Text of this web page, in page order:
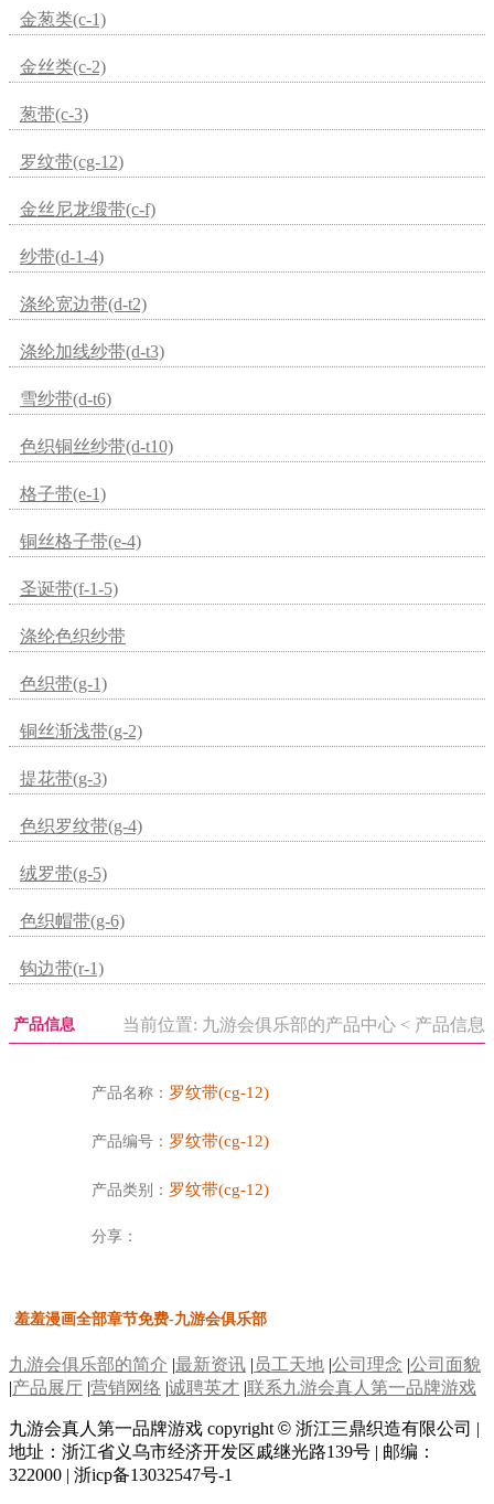
金葱类(c-1)
金丝类(c-2)
葱带(c-3)
罗纹带(cg-12)
金丝尼龙缎带(c-f)
纱带(d-1-4)
涤纶宽边带(d-t2)
涤纶加线纱带(d-t3)
雪纱带(d-t6)
色织铜丝纱带(d-t10)
格子带(e-1)
铜丝格子带(e-4)
圣诞带(f-1-5)
涤纶色织纱带
色织带(g-1)
铜丝渐浅带(g-2)
提花带(g-3)
色织罗纹带(g-4)
绒罗带(g-5)
色织帽带(g-6)
钩边带(r-1)
产品信息 当前位置: 九游会俱乐部的产品中心 < 产品信息
产品名称： 罗纹带(cg-12)
产品编号： 罗纹带(cg-12)
产品类别： 罗纹带(cg-12)
分享：
羞羞漫画全部章节免费-九游会俱乐部
九游会俱乐部的简介 |最新资讯 | 员工天地 |公司理念 |公司面貌
|产品展厅 |营销网络 |诚聘英才 |联系九游会真人第一品牌游戏
九游会真人第一品牌游戏 copyright © 浙江三鼎织造有限公司 |
地址：浙江省义乌市经济开发区戚继光路139号 | 邮编：
322000 | 浙icp备13032547号-1